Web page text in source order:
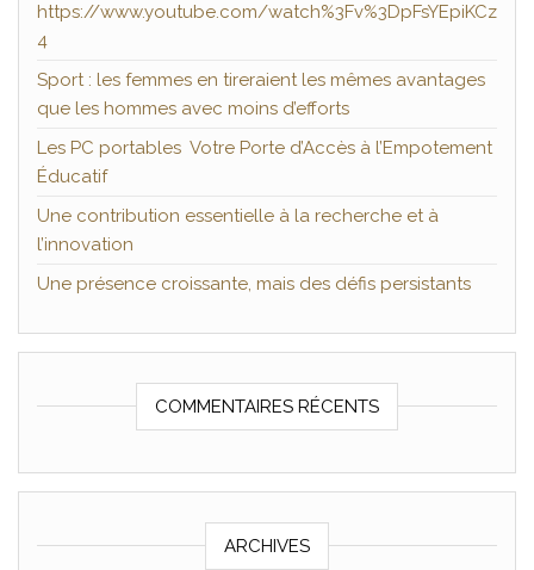
https://www.youtube.com/watch%3Fv%3DpFsYEpiKCz
4
Sport : les femmes en tireraient les mêmes avantages
que les hommes avec moins d’efforts
Les PC portables Votre Porte d’Accès à l’Empotement
Éducatif
Une contribution essentielle à la recherche et à
l’innovation
Une présence croissante, mais des défis persistants
COMMENTAIRES RÉCENTS
ARCHIVES